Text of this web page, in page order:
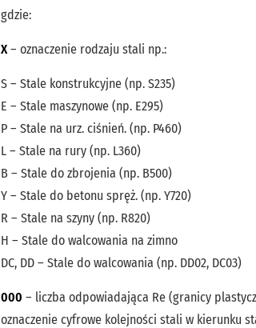
gdzie:
X– oznaczenie rodzaju stali np.:
S – Stale konstrukcyjne (np. S235)
E – Stale maszynowe (np. E295)
P – Stale na urz. ciśnień. (np. P460)
L – Stale na rury (np. L360)
B – Stale do zbrojenia (np. B500)
Y – Stale do betonu spręż. (np. Y720)
R – Stale na szyny (np. R820)
H – Stale do walcowania na zimno
DC, DD – Stale do walcowania (np. DD02, DC03)
000 – liczba odpowiadająca Re (granicy
oznaczenie cyfrowe kolejności stali w kierunku